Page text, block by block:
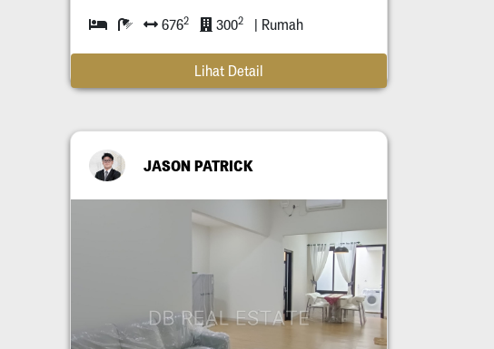
6762 3002 | Rumah
Lihat Detail
JASON PATRICK